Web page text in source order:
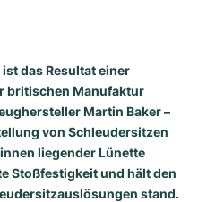
das Resultat einer
britischen Manufaktur
Martin Baker –
von Schleudersitzen
liegender Lünette
Stoßfestigkeit und hält den
stand.